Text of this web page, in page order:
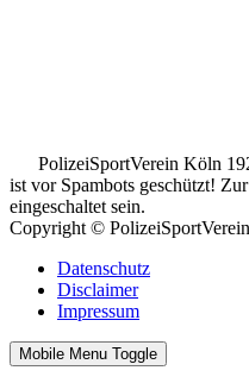
PolizeiSportVerein Köln
ist vor Spambots geschützt!
eingeschaltet sein.
Copyright ©
Datenschutz
Disclaimer
Impressum
Mobile Menu Toggle